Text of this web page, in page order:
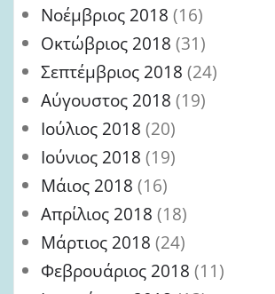
Νοέμβριος 2018 (16)
Οκτώβριος 2018 (31)
Σεπτέμβριος 2018 (24)
Αύγουστος 2018 (19)
Ιούλιος 2018 (20)
Ιούνιος 2018 (19)
Μάιος 2018 (16)
Απρίλιος 2018 (18)
Μάρτιος 2018 (24)
Φεβρουάριος 2018 (11)